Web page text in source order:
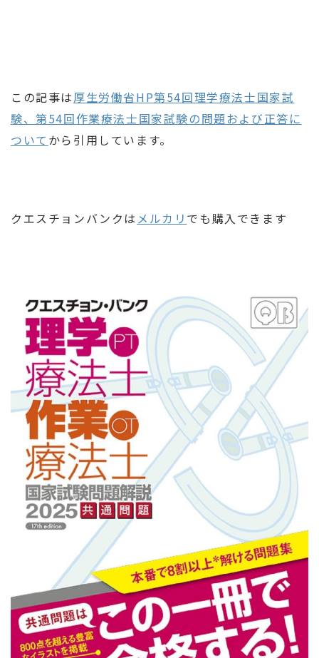
この記事は厚生労働省HP第54回理学療法士国家試
験、第54回作業療法士国家試験の問題および正答に
ついて から引用しています。
クエスチョンバンクは メルカリ でも購入できます